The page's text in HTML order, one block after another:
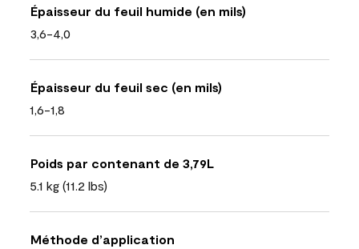
Épaisseur du feuil humide (en mils)
3,6-4,0
Épaisseur du feuil sec (en mils)
1,6-1,8
Poids par contenant de 3,79L
5.1 kg (11.2 lbs)
Méthode d’application